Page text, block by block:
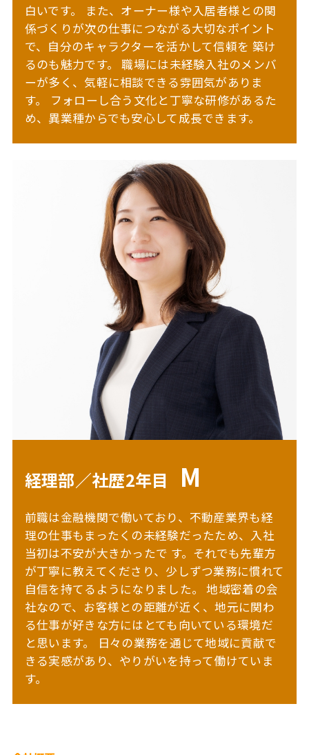
白いです。
また、オーナー様や入居者様との関
係づくりが次の仕事につながる大切なポイント
で、自分のキャラクターを活かして信頼を 築け
るのも魅力です。
職場には未経験入社のメンバ
ーが多く、気軽に相談できる雰囲気がありま
す。
フォローし合う文化と丁寧な研修があるた
め、異業種からでも安心して成長できます。
経理部／社歴2年目 M
前職は金融機関で働いており、不動産業界も経
理の仕事もまったくの未経験だったため、入社
当初は不安が大きかったで す。それでも先輩方
が丁寧に教えてくださり、少しずつ業務に慣れて
自信を持てるようになりました。
地域密着の会
社なので、お客様との距離が近く、地元に関わ
る仕事が好きな方にはとても向いている環境だ
と思います。
日々の業務を通じて地域に貢献で
きる実感があり、やりがいを持って働けていま
す。